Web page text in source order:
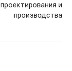
проектирования и
производства